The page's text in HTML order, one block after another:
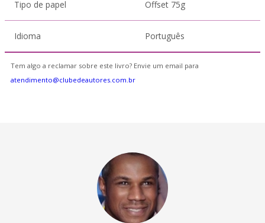
Tipo de papel Offset 75g
Idioma Português
Tem algo a reclamar sobre este livro? Envie um email para
atendimento@clubedeautores.com.br